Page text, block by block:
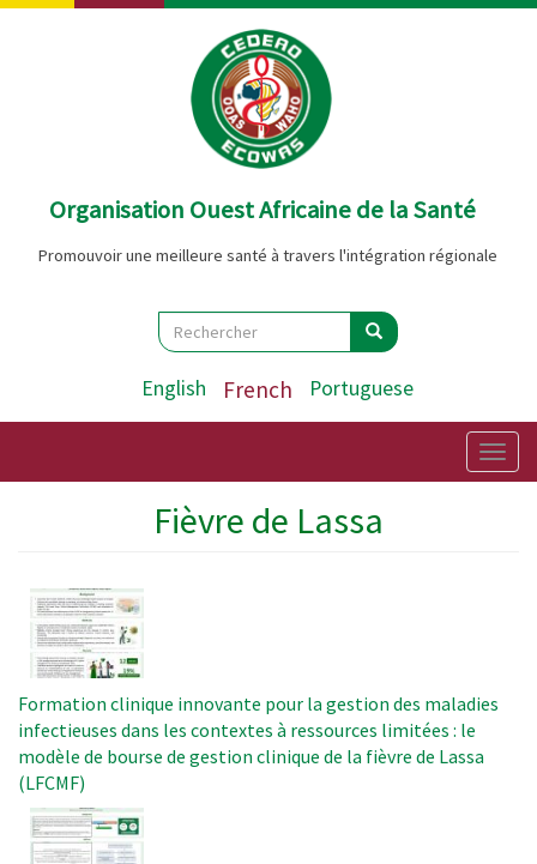
Aller
Organisation Ouest Africaine de la Santé
Promouvoir une meilleure santé à travers l'intégration régionale
Search
Rechercher Rechercher
English French Portuguese
Fièvre de Lassa
Image
Formation clinique innovante pour la gestion des maladies
infectieuses dans les contextes à ressources limitées : le
modèle de bourse de gestion clinique de la fièvre de Lassa
(LFCMF)
Image